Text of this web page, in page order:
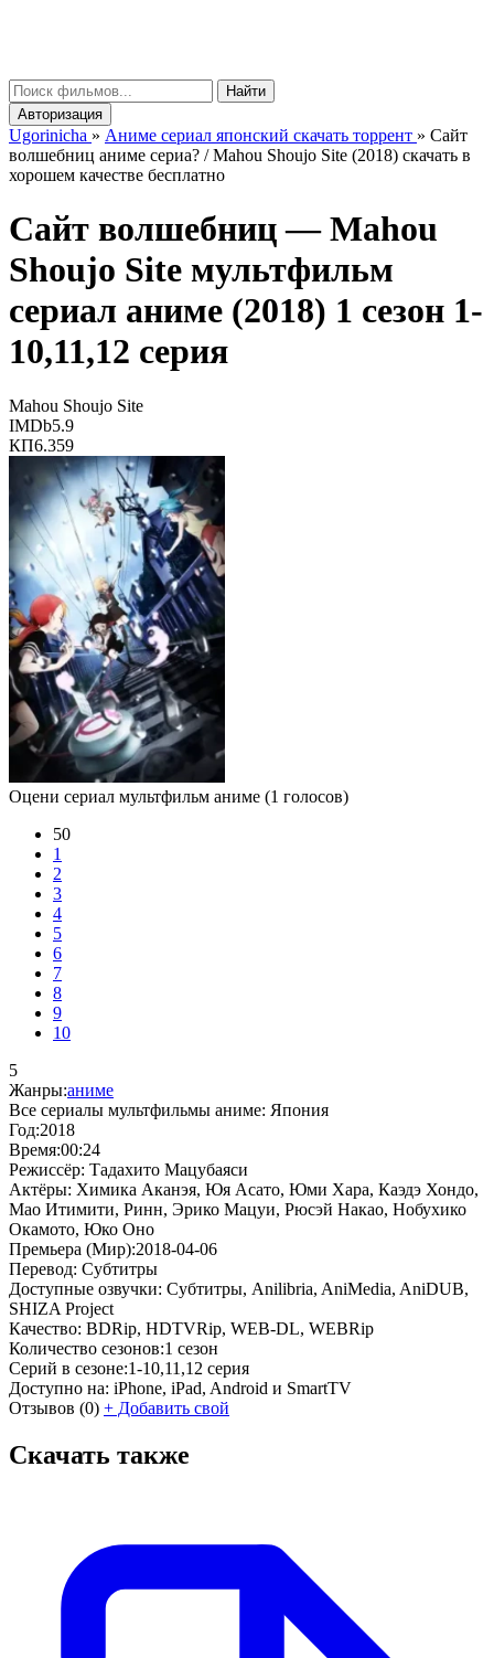
Найти
Авторизация
Ugorinicha » Аниме сериал японский скачать торрент » Сайт
волшебниц аниме сериа? / Mahou Shoujo Site (2018) скачать в
хорошем качестве бесплатно
Сайт волшебниц —Mahou
Shoujo Site мультфильм
сериал аниме (2018) 1 сезон 1-
10,11,12 серия
Mahou Shoujo Site
IMDb5.9
КП6.359
Оцени сериал мультфильм аниме (1 голосов)
50
1
2
3
4
5
6
7
8
9
10
5
Жанры:аниме
Все сериалы мультфильмы аниме: Япония
Год:2018
Время:00:24
Режиссёр: Тадахито Мацубаяси
Актёры: Химика Аканэя, Юя Асато, Юми Хара, Каэдэ Хондо,
Мао Итимити, Ринн, Эрико Мацуи, Рюсэй Накао, Нобухико
Окамото, Юко Оно
Премьера (Мир):2018-04-06
Перевод: Субтитры
Доступные озвучки: Субтитры, Anilibria, AniMedia, AniDUB,
SHIZA Project
Качество: BDRip, HDTVRip, WEB-DL, WEBRip
Количество сезонов:1 сезон
Серий в сезоне:1-10,11,12 серия
Доступно на: iPhone, iPad, Android и SmartTV
Отзывов (0) + Добавить свой
Скачать также